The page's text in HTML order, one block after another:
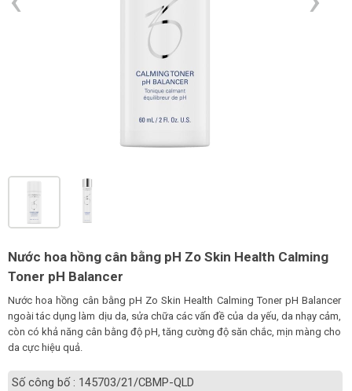
Nước hoa hồng cân bằng pH Zo Skin Health Calming
Toner pH Balancer
Nước hoa hồng cân bằng pH Zo Skin Health Calming Toner pH Balancer
ngoài tác dụng làm dịu da, sửa chữa các vấn đề của da yếu, da nhạy cảm,
còn có khả năng cân bằng độ pH, tăng cường độ săn chắc, mịn màng cho
da cực hiệu quả.
Số công bố : 145703/21/CBMP-QLD